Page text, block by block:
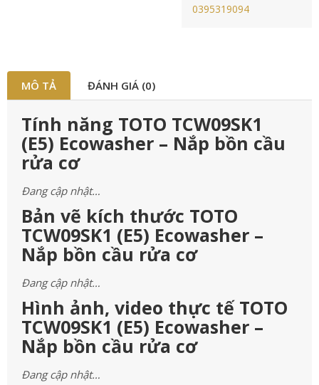
0395319094
MÔ TẢ ĐÁNH GIÁ (0)
Tính năng TOTO TCW09SK1
(E5) Ecowasher – Nắp bồn cầu
rửa cơ
Đang cập nhật…
Bản vẽ kích thước TOTO
TCW09SK1 (E5) Ecowasher –
Nắp bồn cầu rửa cơ
Đang cập nhật…
Hình ảnh, video thực tế TOTO
TCW09SK1 (E5) Ecowasher –
Nắp bồn cầu rửa cơ
Đang cập nhật…